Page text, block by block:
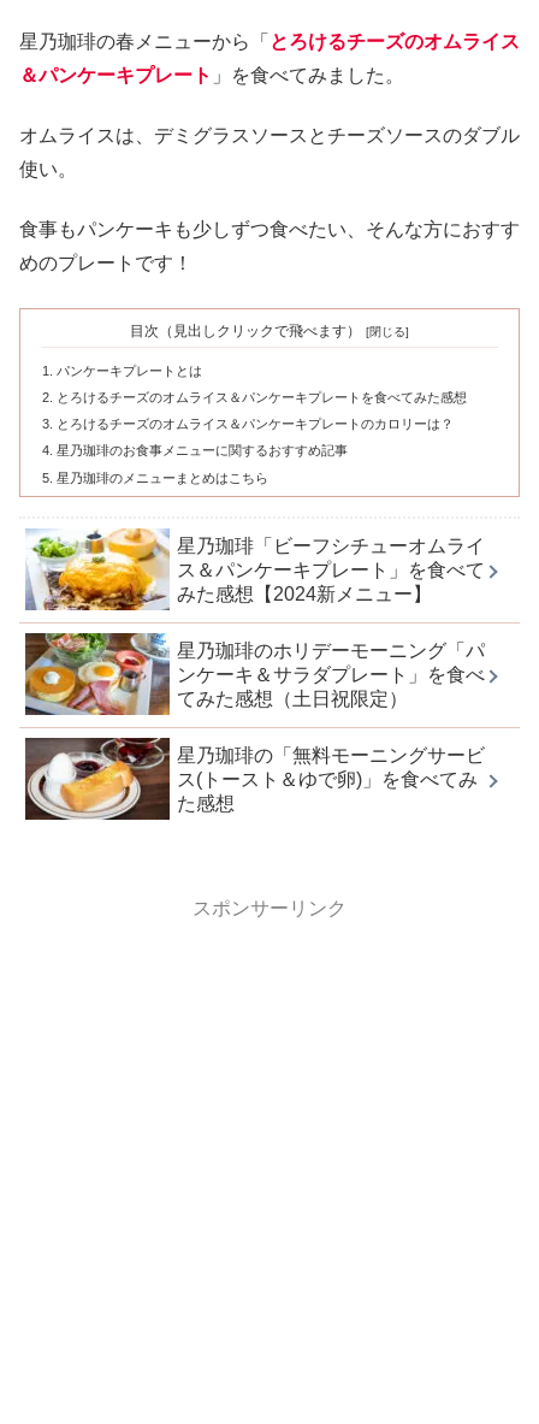
星乃珈琲の春メニューから「 とろけるチーズのオムライス
＆パンケーキプレート 」を食べてみました。
オムライスは、デミグラスソースとチーズソースのダブル
使い。
食事もパンケーキも少しずつ食べたい、そんな方におすす
めのプレートです！
目次（見出しクリックで飛べます）
パンケーキプレートとは
とろけるチーズのオムライス＆パンケーキプレートを食べてみた感想
とろけるチーズのオムライス＆パンケーキプレートのカロリーは？
星乃珈琲のお食事メニューに関するおすすめ記事
星乃珈琲のメニューまとめはこちら
星乃珈琲「ビーフシチューオムライ
ス＆パンケーキプレート」を食べて
みた感想【2024新メニュー】
星乃珈琲のホリデーモーニング「パ
ンケーキ＆サラダプレート」を食べ
てみた感想（土日祝限定）
星乃珈琲の「無料モーニングサービ
ス(トースト＆ゆで卵)」を食べてみ
た感想
スポンサーリンク